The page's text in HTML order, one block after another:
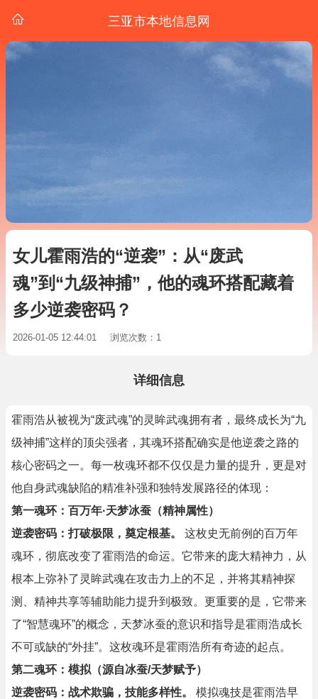
三亚市本地信息网
女儿霍雨浩的“逆袭”：从“废武
魂”到“九级神捕”，他的魂环搭配藏着
多少逆袭密码？
2026-01-05 12:44:01 浏览次数：1
详细信息
霍雨浩从被视为“废武魂”的灵眸武魂拥有者，最终成长为“九
级神捕”这样的顶尖强者，其魂环搭配确实是他逆袭之路的
核心密码之一。每一枚魂环都不仅仅是力量的提升，更是对
他自身武魂缺陷的精准补强和独特发展路径的体现：
第一魂环：百万年·天梦冰蚕（精神属性）
逆袭密码：打破极限，奠定根基。
这枚史无前例的百万年
魂环，彻底改变了霍雨浩的命运。它带来的庞大精神力，从
根本上弥补了灵眸武魂在攻击力上的不足，并将其精神探
测、精神共享等辅助能力提升到极致。更重要的是，它带来
了“智慧魂环”的概念，天梦冰蚕的意识和指导是霍雨浩成长
不可或缺的“外挂”。这枚魂环是霍雨浩所有奇迹的起点。
第二魂环：模拟（源自冰蚕/天梦赋予）
逆袭密码：战术欺骗，技能多样性。
模拟魂技是霍雨浩早